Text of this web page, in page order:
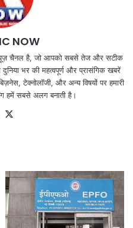
NOW
चैनल है, जो आपको सबसे तेज और सटीक
भर की महत्वपूर्ण और प्रासंगिक खबरें
टेक्नोलॉजी, और अन्य विषयों पर हमारी
हमें सबसे अलग बनाती है।
Website